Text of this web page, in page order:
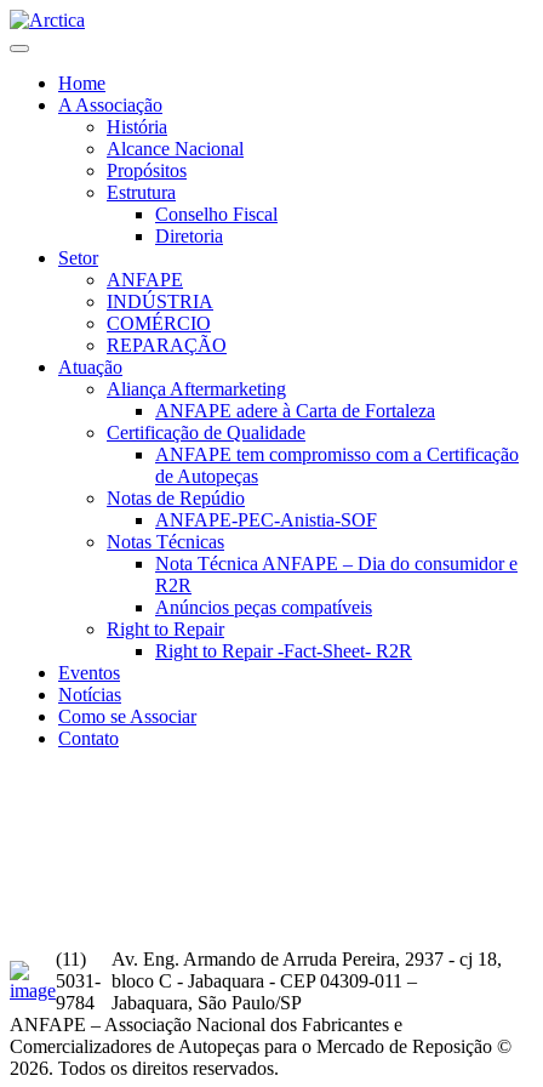
Home
A Associação
História
Alcance Nacional
Propósitos
Estrutura
Conselho Fiscal
Diretoria
Setor
ANFAPE
INDÚSTRIA
COMÉRCIO
REPARAÇÃO
Atuação
Aliança Aftermarketing
ANFAPE adere à Carta de Fortaleza
Certificação de Qualidade
ANFAPE tem compromisso com a Certificação
de Autopeças
Notas de Repúdio
ANFAPE-PEC-Anistia-SOF
Notas Técnicas
Nota Técnica ANFAPE – Dia do consumidor e
R2R
Anúncios peças compatíveis
Right to Repair
Right to Repair -Fact-Sheet- R2R
Eventos
Notícias
Como se Associar
Contato
(11)
5031-
9784
Av. Eng. Armando de Arruda Pereira, 2937 - cj 18,
bloco C - Jabaquara - CEP 04309-011 –
Jabaquara, São Paulo/SP
ANFAPE – Associação Nacional dos Fabricantes e
Comercializadores de Autopeças para o Mercado de Reposição ©
2026. Todos os direitos reservados.